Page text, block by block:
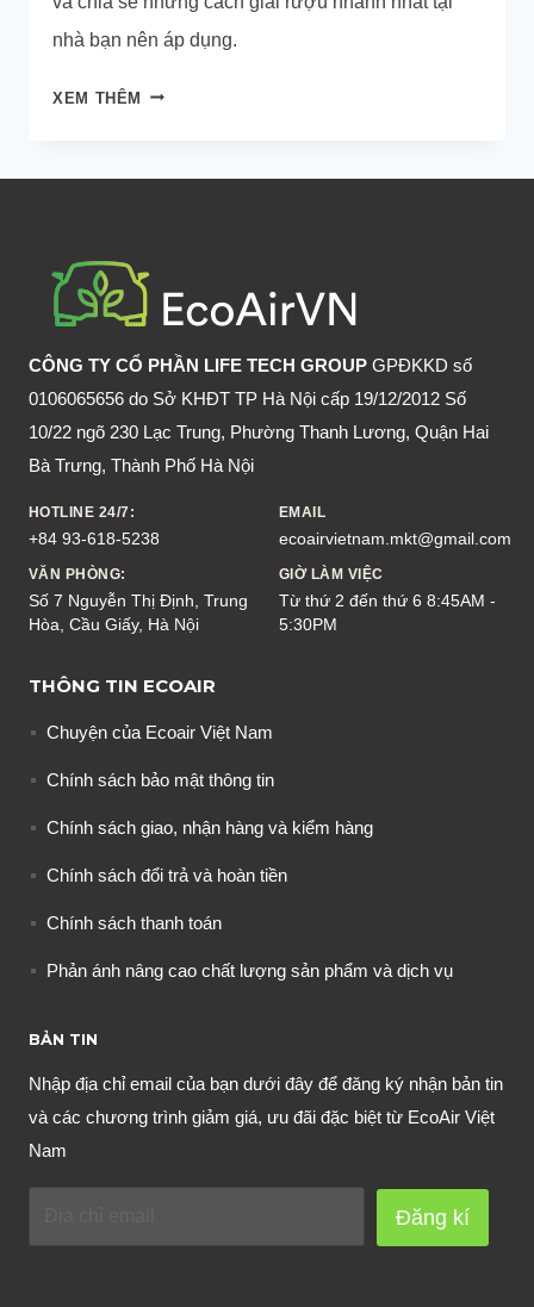
nhà bạn nên áp dụng.
XEM THÊM DỨA
ĐƯỢC
CÔNG TY CỔ PHẦN LIFE TECH GROUP GPĐKKD số
0106065656 do Sở KHĐT TP Hà Nội cấp 19/12/2012 Số
10/22 ngõ 230 Lạc Trung, Phường Thanh Lương, Quận Hai
Bà Trưng, Thành Phố Hà Nội
HOTLINE 24/7:
+84 93-618-5238
EMAIL
ecoairvietnam.mkt@gmail.com
VĂN PHÒNG:
Số 7 Nguyễn Thị Định, Trung
Hòa, Cầu Giấy, Hà Nội
GIỜ LÀM VIỆC
Từ thứ 2 đến thứ 6 8:45AM -
5:30PM
THÔNG TIN ECOAIR
Chuyện của Ecoair Việt Nam
Chính sách bảo mật thông tin
Chính sách giao, nhận hàng và kiểm hàng
Chính sách đổi trả và hoàn tiền
Chính sách thanh toán
Phản ánh nâng cao chất lượng sản phẩm và dịch vụ
BẢN TIN
Nhập địa chỉ email của bạn dưới đây để đăng ký nhận bản tin
và các chương trình giảm giá, ưu đãi đặc biệt từ EcoAir Việt
Nam
Đăng kí